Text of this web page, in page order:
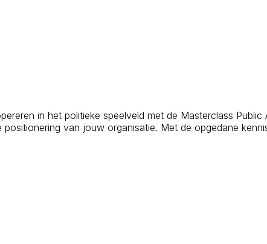
in het politieke speelveld met de Masterclass
van jouw organisatie. Met de opgedane